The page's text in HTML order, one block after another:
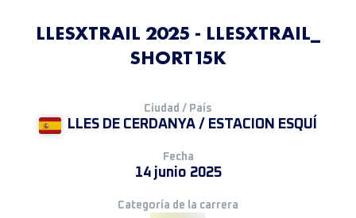
LLESXTRAIL 2025 - LLESXTRAIL_
SHORT15K
Ciudad / País
LLES DE CERDANYA / ESTACION ESQUÍ
Fecha
14 junio 2025
Categoría de la carrera